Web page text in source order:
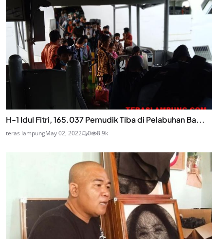
H-1 Idul Fitri, 165.037 Pemudik Tiba di Pelabuhan Ba...
teras lampungMay 02, 2022 0 8.9k